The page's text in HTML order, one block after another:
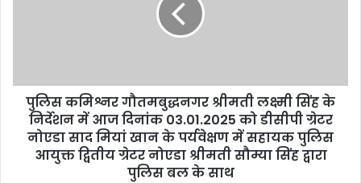
पुलिस कमिश्नर गौतमबुद्धनगर श्रीमती लक्ष्मी सिंह के
निर्देशन में आज दिनांक 03.01.2025 को डीसीपी ग्रेटर
नोएडा साद मियां खान के पर्यवेक्षण में सहायक पुलिस
आयुक्त द्वितीय ग्रेटर नोएडा श्रीमती सौम्या सिंह द्वारा
पुलिस बल के साथ